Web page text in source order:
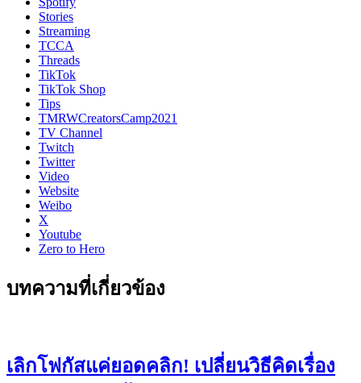
Stories
Streaming
TCCA
Threads
TikTok
TikTok Shop
Tips
TMRWCreatorsCamp2021
TV Channel
Twitch
Twitter
Video
Website
Weibo
X
Youtube
Zero to Hero
บทความที่เกี่ยวข้อง
เลิกโฟกัสแค่ยอดคลิก! เปลี่ยนวิธีคิดเรื่อง